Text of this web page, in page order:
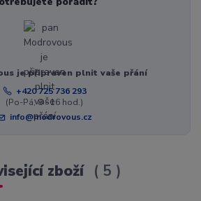
je připraven plnit vaše přání
+420 725 736 293
(Po-Pá, 8 - 16 hod.)
info@modrovous.cz
zboží 5